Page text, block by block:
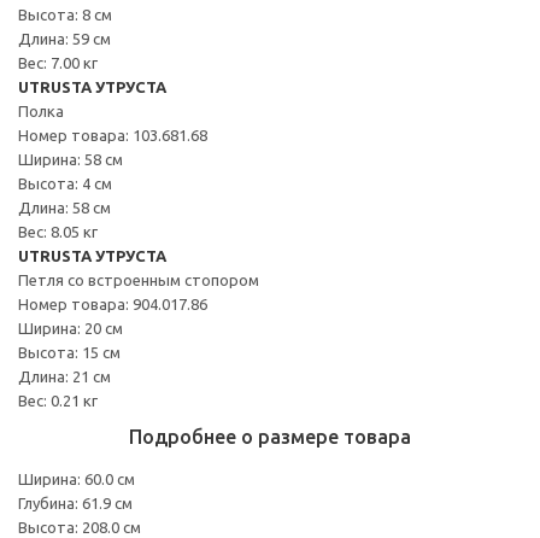
Высота: 8 см
Длина: 59 см
Вес: 7.00 кг
UTRUSTA УТРУСТА
Полка
Номер товара: 103.681.68
Ширина: 58 см
Высота: 4 см
Длина: 58 см
Вес: 8.05 кг
UTRUSTA УТРУСТА
Петля со встроенным стопором
Номер товара: 904.017.86
Ширина: 20 см
Высота: 15 см
Длина: 21 см
Вес: 0.21 кг
Подробнее о размере товара
Ширина: 60.0 см
Глубина: 61.9 см
Высота: 208.0 см